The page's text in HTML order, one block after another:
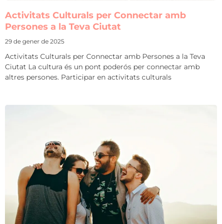
Activitats Culturals per Connectar amb
Persones a la Teva Ciutat
29 de gener de 2025
Activitats Culturals per Connectar amb Persones a la Teva
Ciutat La cultura és un pont poderós per connectar amb
altres persones. Participar en activitats culturals